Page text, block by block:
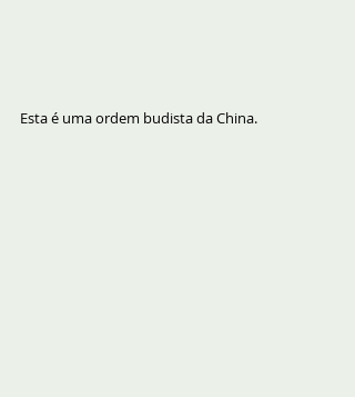
Esta é uma ordem budista da China.